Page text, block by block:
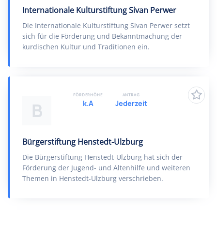
Internationale Kulturstiftung Sivan Perwer
Die Internationale Kulturstiftung Sivan Perwer setzt
sich für die Förderung und Bekanntmachung der
kurdischen Kultur und Traditionen ein.
B
Bürgerstiftung Henstedt-Ulzburg
Die Bürgerstiftung Henstedt-Ulzburg hat sich der
Förderung der Jugend- und Altenhilfe und weiteren
Themen in Henstedt-Ulzburg verschrieben.
FÖRDERHÖHE
k.A
ANTRAG
Jederzeit